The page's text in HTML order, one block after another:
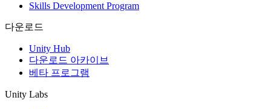
Skills Development Program
다운로드
Unity Hub
다운로드 아카이브
베타 프로그램
Unity Labs